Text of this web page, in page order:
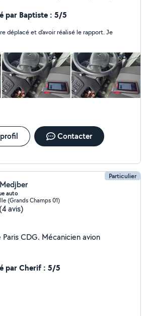
vérification de tous les
ABS, airbag, etc.), avec rapport PDF
chaque client. Services
rapide, check-up avant achat,
garages traditionnels. Numéro :
41
par Baptiste : 5/5
déplacé et d’avoir réalisé le rapport. Je
Contacter
Particulier
auto
(Grands Champs 01)
(4 avis)
Paris CDG. Mécanicien avion
par Cherif : 5/5